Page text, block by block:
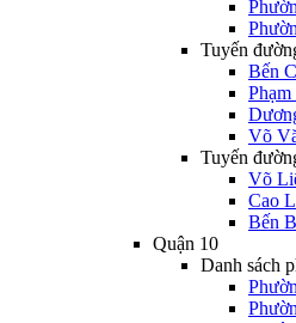
Tuyến
Bến
Võ
Tuyến
Võ
Cao
Bến
Quận 10
Danh sách